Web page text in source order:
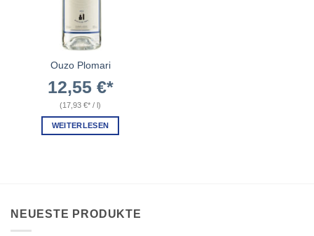
Ouzo Plomari
12,55 €
(17,93 € / l)
WEITERLESEN
NEUESTE PRODUKTE